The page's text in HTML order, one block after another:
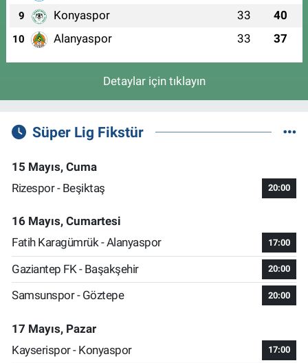
9 Konyaspor 33 40
10 Alanyaspor 33 37
Detaylar için tıklayın
Süper Lig Fikstür
15 Mayıs, Cuma
Rizespor - Beşiktaş
20:00
16 Mayıs, Cumartesi
Fatih Karagümrük - Alanyaspor
17:00
Gaziantep FK - Başakşehir 20:00
Samsunspor - Göztepe 20:00
17 Mayıs, Pazar
Kayserispor - Konyaspor
17:00